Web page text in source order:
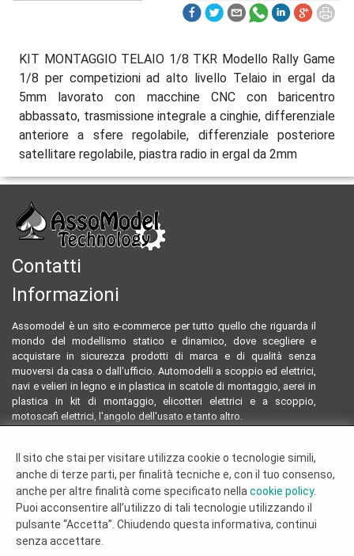
Il sito che stai per visitare utilizza cookie o tecnologie simili,
anche di terze parti, per finalità tecniche e, con il tuo consenso,
anche per altre finalità come specificato nella cookie policy.
Puoi acconsentire all’utilizzo di tali tecnologie utilizzando il
pulsante “Accetta”. Chiudendo questa informativa, continui
senza accettare.
KIT MONTAGGIO TELAIO 1/8 TKR Modello Rally Game
1/8 per competizioni ad alto livello Telaio in ergal da
5mm lavorato con macchine CNC con baricentro
abbassato, trasmissione integrale a cinghie, differenziale
anteriore a sfere regolabile, differenziale posteriore
satellitare regolabile, piastra radio in ergal da 2mm
Contatti
Informazioni
Assomodel è un sito e-commerce per tutto quello che riguarda il
mondo del modellismo statico e dinamico, dove scegliere e
acquistare in sicurezza prodotti di marca e di qualità senza
muoversi da casa o dall'ufficio. Automodelli a scoppio ed elettrici,
navi e velieri in legno e in plastica in scatole di montaggio, aerei in
plastica in kit di montaggio, elicotteri elettrici e a scoppio,
motoscafi elettrici, l'angolo dell'usato e tanto altro.
Tel:0922804761 - 3293096230
Termini e condizioni
Dove siamo
Chi siamo
Cookie Policy